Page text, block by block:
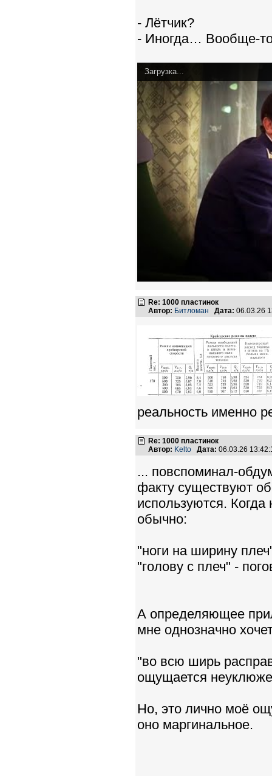
- Лётчик?
- Иногда… Вообще-
Загрузка...
Re: 1000 пластинок
Автор: Битломан Дата: 06.03.26
реальность именно
Re: 1000 пластинок
Автор: Kelto Дата: 06.03.26
... повспоминал-
факту существуют
используются. Когда
обычно:
"ноги на ширину
"голову с плеч" -
А определяющее
мне однозначно
"во всю ширь
ощущается
Но, это лично моё
оно маргинальное.